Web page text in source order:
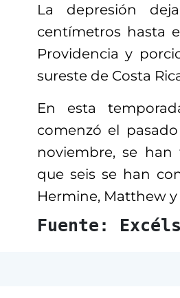
La depresión
centímetros hasta
Providencia y
sureste de Costa
En esta
comenzó el
noviembre, se han
que seis se han
Hermine, Matthew y
Fuente: